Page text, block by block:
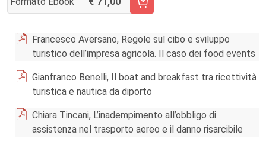
AGGIUNGI AL CARRELLO FASCICOLO 19/2017
Francesco Aversano, Regole sul cibo e sviluppo
turistico dell’impresa agricola. Il caso dei food events
Gianfranco Benelli, Il boat and breakfast tra ricettività
turistica e nautica da diporto
Chiara Tincani, L’inadempimento all’obbligo di
assistenza nel trasporto aereo e il danno risarcibile